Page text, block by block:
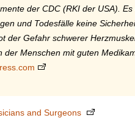
der CDC (RKI der USA).
und Todesfälle keine
der Gefahr schwerer
der Menschen mit guten
and Surgeons